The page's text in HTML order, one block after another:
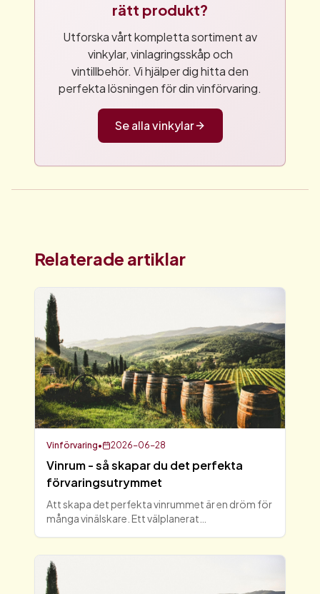
rätt produkt?
Utforska vårt kompletta sortiment av
vinkylar, vinlagringsskåp och
vintillbehör. Vi hjälper dig hitta den
perfekta lösningen för din vinförvaring.
Se alla vinkylar
Relaterade artiklar
Vinförvaring• 2026-06-28
Vinrum - så skapar du det perfekta
förvaringsutrymmet
Att skapa det perfekta vinrummet är en dröm för
många vinälskare. Ett välplanerat
skadliga faktorer so